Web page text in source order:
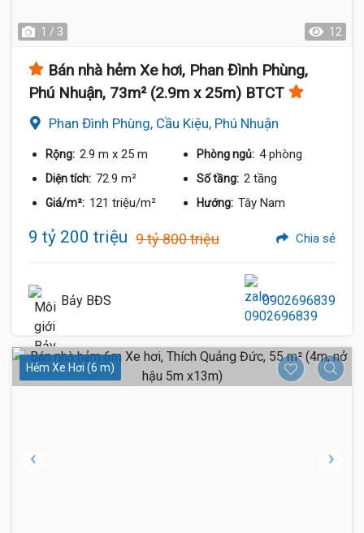
1 / 3 12
Bán nhà hẻm Xe hơi, Phan Đình Phùng,
Phú Nhuận, 73m² (2.9m x 25m) BTCT
Phan Đình Phùng, Cầu Kiệu, Phú Nhuận
Rộng: 2.9 m x 25 m Phòng ngủ: 4 phòng
Diện tích: 72.9 m² Số tầng: 2 tầng
Giá/m²: 121 triệu/m² Hướng: Tây Nam
9 tỷ 200 triệu 9 tỷ 800 triệu Chia sẻ
Bảy BĐS 0902696839
Hẻm Xe Hơi (6 m)